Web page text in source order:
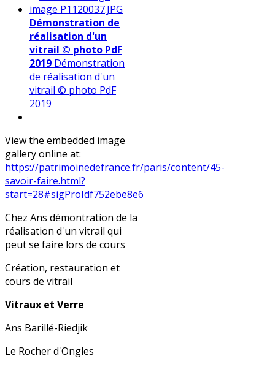
Démonstration de
réalisation d'un
vitrail © photo PdF
2019 Démonstration
de réalisation d'un
vitrail © photo PdF
2019
View the embedded image
gallery online at:
https://patrimoinedefrance.fr/paris/content/45-
savoir-faire.html?
start=28#sigProIdf752ebe8e6
Chez Ans démontration de la
réalisation d'un vitrail qui
peut se faire lors de cours
Création, restauration et
cours de vitrail
Vitraux et Verre
Ans Barillé-Riedjik
Le Rocher d'Ongles